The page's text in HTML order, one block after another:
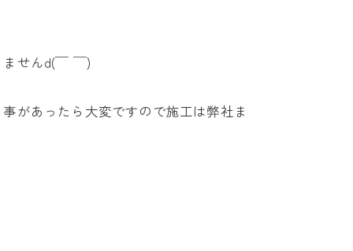
せんd(￣ ￣)
があったら大変ですので施工は弊社ま